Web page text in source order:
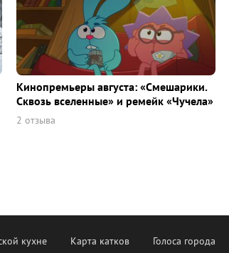
Кинопремьеры августа: «Смешарики.
Сквозь вселенные» и ремейк «Чучела»
2 отзыва
кухне Карта катков Голоса города